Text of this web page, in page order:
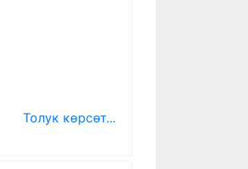
Толук көрсөт...